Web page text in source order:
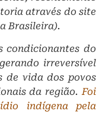
através do site
Brasileira).
condicionantes do
irreversível
de vida dos povos
da região.Foi
indígena pela